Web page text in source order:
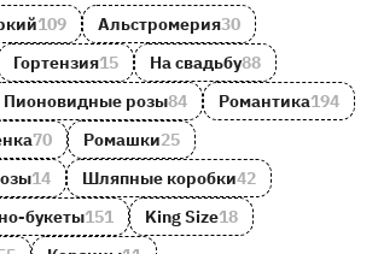
109 Альстромерия30
Гортензия15 На свадьбу88
Пионовидные розы84 Романтика194
70 Ромашки25
14 Шляпные коробки42
букеты151 King Size18